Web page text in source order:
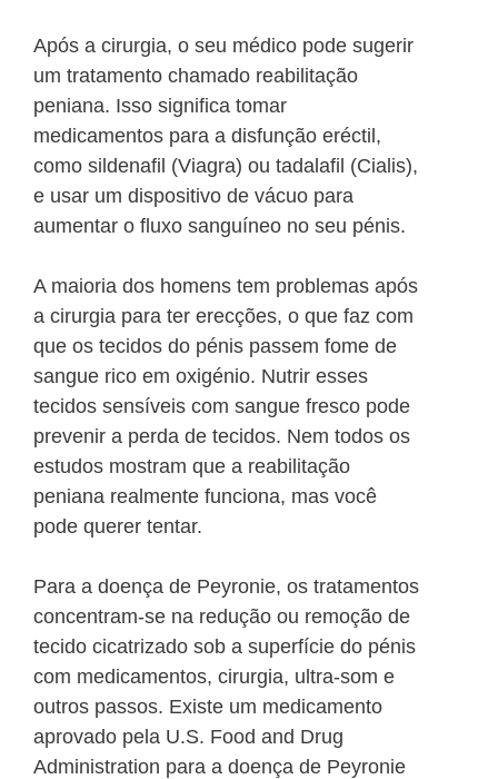
Após a cirurgia, o seu médico pode sugerir
um tratamento chamado reabilitação
peniana. Isso significa tomar
medicamentos para a disfunção eréctil,
como sildenafil (Viagra) ou tadalafil (Cialis),
e usar um dispositivo de vácuo para
aumentar o fluxo sanguíneo no seu pénis.
A maioria dos homens tem problemas após
a cirurgia para ter erecções, o que faz com
que os tecidos do pénis passem fome de
sangue rico em oxigénio. Nutrir esses
tecidos sensíveis com sangue fresco pode
prevenir a perda de tecidos. Nem todos os
estudos mostram que a reabilitação
peniana realmente funciona, mas você
pode querer tentar.
Para a doença de Peyronie, os tratamentos
concentram-se na redução ou remoção de
tecido cicatrizado sob a superfície do pénis
com medicamentos, cirurgia, ultra-som e
outros passos. Existe um medicamento
aprovado pela U.S. Food and Drug
Administration para a doença de Peyronie